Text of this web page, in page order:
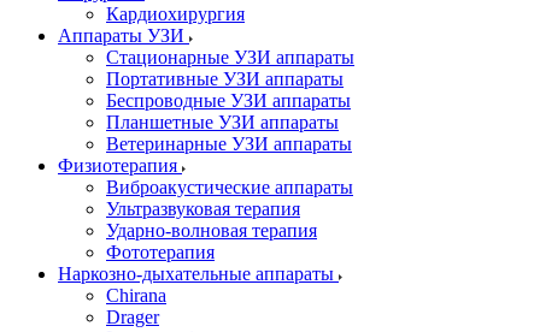
Кардиохирургия
Аппараты УЗИ
Стационарные УЗИ аппараты
Портативные УЗИ аппараты
Беспроводные УЗИ аппараты
Планшетные УЗИ аппараты
Ветеринарные УЗИ аппараты
Физиотерапия
Виброакустические аппараты
Ультразвуковая терапия
Ударно-волновая терапия
Фототерапия
Наркозно-дыхательные аппараты
Chirana
Drager